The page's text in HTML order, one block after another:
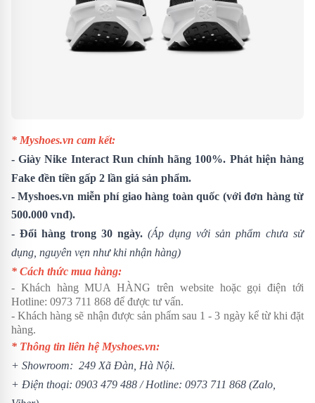
* Myshoes.vn cam kết:
-Giày Nike Interact Run chính hãng 100%. Phát hiện hàng
Fake đền tiền gấp 2 lần giá sản phẩm.
- Myshoes.vn miễn phí giao hàng toàn quốc (với đơn hàng từ
500.000 vnđ).
- Đổi hàng trong 30 ngày. (Áp dụng với sản phẩm chưa sử
dụng, nguyên vẹn như khi nhận hàng)
* Cách thức mua hàng:
- Khách hàng MUA HÀNG trên website hoặc gọi điện tới
Hotline: 0973 711 868 để được tư vấn.
- Khách hàng sẽ nhận được sản phẩm sau 1 - 3 ngày kể từ khi đặt
hàng.
* Thông tin liên hệ Myshoes.vn:
+ Showroom: 249 Xã Đàn, Hà Nội.
+ Điện thoại: 0903 479 488 /Hotline: 0973 711 868 (Zalo,